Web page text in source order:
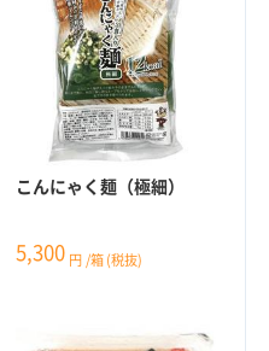
こんにゃく麺（極細）
5,300 円 /箱 (税抜)